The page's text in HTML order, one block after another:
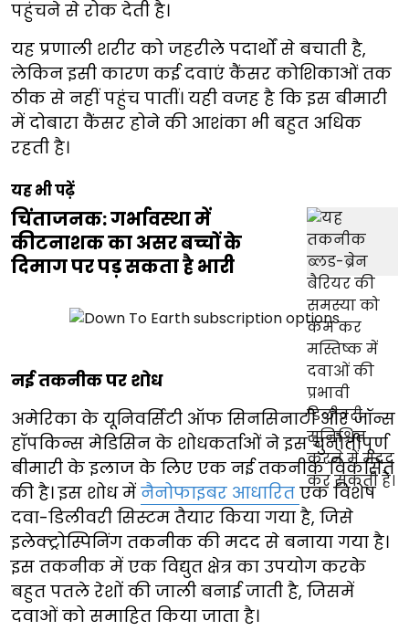
पहुंचने से रोक देती है।
यह प्रणाली शरीर को जहरीले पदार्थों से बचाती है,
लेकिन इसी कारण कई दवाएं कैंसर कोशिकाओं तक
ठीक से नहीं पहुंच पातीं। यही वजह है कि इस बीमारी
में दोबारा कैंसर होने की आशंका भी बहुत अधिक
रहती है।
यह भी पढ़ें
चिंताजनक: गर्भावस्था में
कीटनाशक का असर बच्चों के
दिमाग पर पड़ सकता है भारी
नई तकनीक पर शोध
अमेरिका के यूनिवर्सिटी ऑफ सिनसिनाटी और जॉन्स
हॉपकिन्स मेडिसिन के शोधकर्ताओं ने इस चुनौतीपूर्ण
बीमारी के इलाज के लिए एक नई तकनीक विकसित
की है। इस शोध में नैनोफाइबर आधारित एक विशेष
दवा-डिलीवरी सिस्टम तैयार किया गया है, जिसे
इलेक्ट्रोस्पिनिंग तकनीक की मदद से बनाया गया है।
इस तकनीक में एक विद्युत क्षेत्र का उपयोग करके
बहुत पतले रेशों की जाली बनाई जाती है, जिसमें
दवाओं को समाहित किया जाता है।